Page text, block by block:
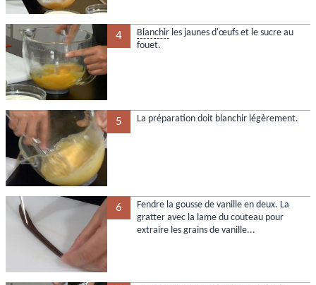
4 Blanchirles jaunes d'œufs et le sucre au
fouet.
5 La préparation doit blanchir légèrement.
6
Fendre la gousse de vanille en deux. La
gratter avec la lame du couteau pour
extraire les grains de vanille...